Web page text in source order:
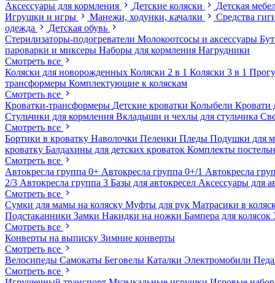
Аксессуары для кормления Детские коляски
Детская
Игрушки и игры
Манежи, ходунки, качалки
Средства
одежда
Детская обувь
Стерилизаторы-подогреватели Молокоотсосы и аксессуары
пароварки и миксеры Наборы для кормления Нагрудники
Смотреть все
Коляски для новорожденных Коляски 2 в 1 Коляски 3 в 1
трансформеры Комплектующие к коляскам
Смотреть все
Кроватки-трансформеры Детские кроватки Колыбели Кровати
Стульчики для кормления Вкладыши и чехлы для стульчика
Смотреть все
Бортики в кроватку Наволочки Пеленки Пледы Подушки для
кроватку Балдахины для детских кроваток Комплекты
Смотреть все
Автокресла группа 0+ Автокресла группа 0+/1 Автокресла
2/3 Автокресла группа 3 Базы для автокресел Аксессуары для
Смотреть все
Сумки для мамы на коляску Муфты для рук Матрасики в
Подстаканники Замки Накидки на ножки Бампера для колясок
Смотреть все
Конверты на выписку Зимние конверты
Смотреть все
Велосипеды Самокаты Беговелы Каталки Электромобили
Смотреть все